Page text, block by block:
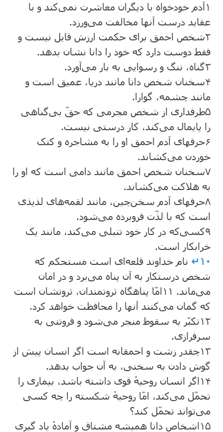
۱آدم خود‌خواه با دیگران معاشرت نمی‌کند و با
عقاید درست آنها مخالفت می‌ورزد.
۲شخص احمق برای حکمت ارزش قایل نیست و
فقط دوست دارد که خود را دانا نشان بدهد.
۳گناه، ننگ و رسوایی به بار می‌آورد.
۴سخنان شخص دانا مانند دریا، عمیق است و
مانند چشمه، گوارا.
۵طرفداری از شخص مجرمی که حقّ بی‌گناهی
را پایمال می‌کند، کار درستی نیست.
۶حرفهای آدم احمق او را به مشاجره و کتک
خوردن می‌کشاند.
۷سخنان شخص احمق مانند دامی است که او را
به هلاکت می‌کشاند.
۸حرفهای آدم سخن‌چین، مانند لقمه‌های لذیذی
است که با لذّت فروبرده می‌شود.
۹کسی‌که در کار خود تنبلی می‌کند، مانند یک
خرابکار است.
۱۰↵
نام خداوند قلعه‌ای است مستحکم که
شخص درستکار به آن پناه می‌برد و در امان
می‌ماند. ۱۱امّا پناهگاه ثروتمندان، ثروتشان است
که گمان می‌کنند آنها را محافظت خواهد کرد.
۱۲تکبّر به سقوط منجر می‌شود و فروتنی به
سرفرازی.
۱۳چقدر زشت و احمقانه است اگر انسان پیش از
گوش دادن به سخنی، به آن جواب بدهد.
۱۴اگر انسان روحیهٔ قوی داشته باشد، بیماری را
تحمّل می‌کند، امّا روحیهٔ شکسته را چه کسی
می‌تواند تحمّل کند؟
۱۵اشخاص دانا همیشه مشتاق و آمادهٔ یاد گیری